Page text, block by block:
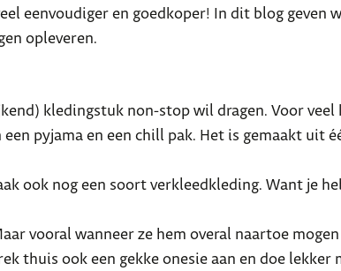
eenvoudiger en goedkoper! In dit blog geven
opleveren.
kledingstuk non-stop wil dragen. Voor
pyjama en een chill pak. Het is gemaakt uit
ook nog een soort verkleedkleding. Want je
vooral wanneer ze hem overal naartoe
thuis ook een gekke onesie aan en doe lekker